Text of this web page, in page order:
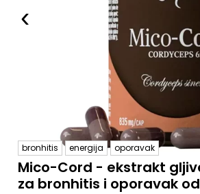
‹
bronhitis energija oporavak
Mico-Cord - ekstrakt
za bronhitis i oporavak